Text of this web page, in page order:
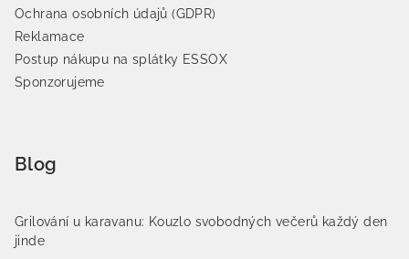
Ochrana osobních údajů (GDPR)
Reklamace
Postup nákupu na splátky ESSOX
Sponzorujeme
Blog
Grilování u karavanu: Kouzlo svobodných večerů každý den
jinde